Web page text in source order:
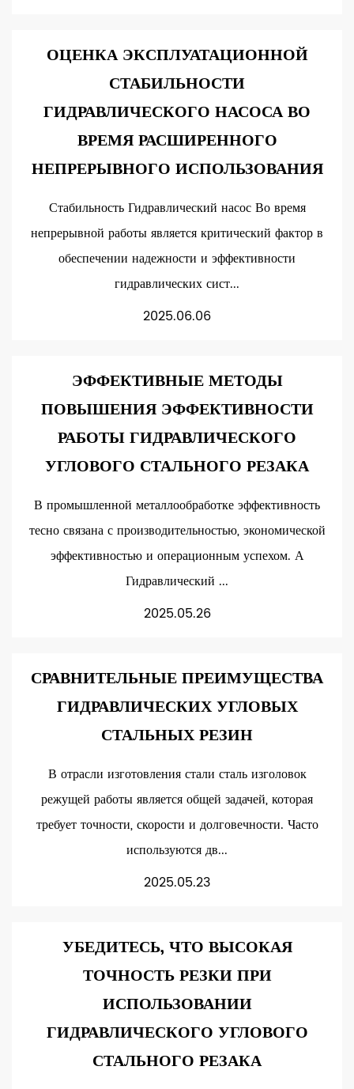
ОЦЕНКА ЭКСПЛУАТАЦИОННОЙ
СТАБИЛЬНОСТИ
ГИДРАВЛИЧЕСКОГО НАСОСА ВО
ВРЕМЯ РАСШИРЕННОГО
НЕПРЕРЫВНОГО ИСПОЛЬЗОВАНИЯ
Стабильность Гидравлический насос Во время
непрерывной работы является критический фактор в
обеспечении надежности и эффективности
гидравлических сист...
2025.06.06
ЭФФЕКТИВНЫЕ МЕТОДЫ
ПОВЫШЕНИЯ ЭФФЕКТИВНОСТИ
РАБОТЫ ГИДРАВЛИЧЕСКОГО
УГЛОВОГО СТАЛЬНОГО РЕЗАКА
В промышленной металлообработке эффективность
тесно связана с производительностью, экономической
эффективностью и операционным успехом. А
Гидравлический ...
2025.05.26
СРАВНИТЕЛЬНЫЕ ПРЕИМУЩЕСТВА
ГИДРАВЛИЧЕСКИХ УГЛОВЫХ
СТАЛЬНЫХ РЕЗИН
В отрасли изготовления стали сталь изголовок
режущей работы является общей задачей, которая
требует точности, скорости и долговечности. Часто
используются дв...
2025.05.23
УБЕДИТЕСЬ, ЧТО ВЫСОКАЯ
ТОЧНОСТЬ РЕЗКИ ПРИ
ИСПОЛЬЗОВАНИИ
ГИДРАВЛИЧЕСКОГО УГЛОВОГО
СТАЛЬНОГО РЕЗАКА